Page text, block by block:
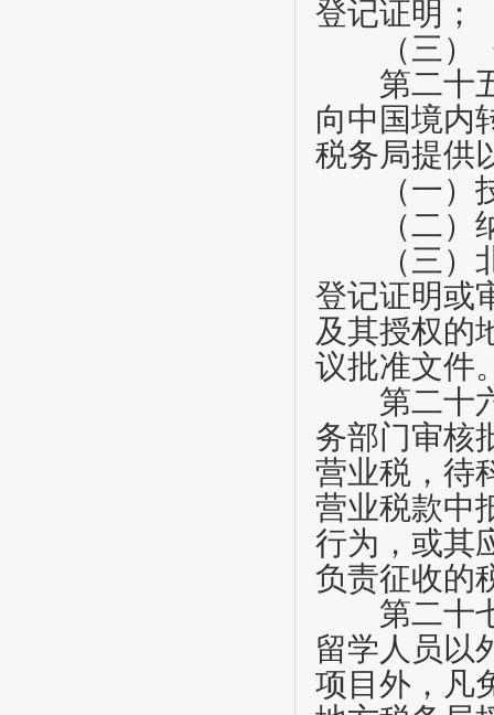
登记证明；
（三）《
第二十
向中国境内
税务局提供
（一）技
（二）纳
（三）北
登记证明或
及其授权的
议批准文件
第二十
务部门审核
营业税，待
营业税款中
行为，或其
负责征收的
第二十
留学人员以
项目外，凡